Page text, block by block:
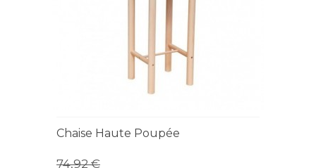
Chaise Haute Poupée
74,92 €